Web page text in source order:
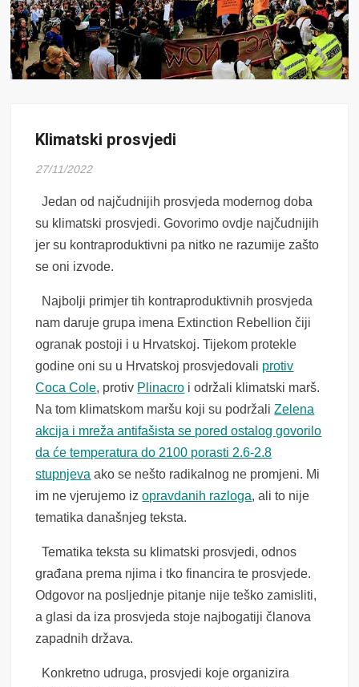
Klimatski prosvjedi
27/11/2022
Jedan od najčudnijih prosvjeda modernog doba
su klimatski prosvjedi. Govorimo ovdje najčudnijih
jer su kontraproduktivni pa nitko ne razumije zašto
se oni izvode.
Najbolji primjer tih kontraproduktivnih prosvjeda
nam daruje grupa imena Extinction Rebellion čiji
ogranak postoji i u Hrvatskoj. Tijekom protekle
godine oni su u Hrvatskoj prosvjedovali protiv
Coca Cole, protiv Plinacro i održali klimatski marš.
Na tom klimatskom maršu koji su podržaliZelena
akcija i mreža antifašista se pored ostalog govorilo
da će temperatura do 2100 porasti 2.6-2.8
stupnjeva ako se nešto radikalnog ne promjeni. Mi
im ne vjerujemo izopravdanih razloga, ali to nije
tematika današnjeg teksta.
Tematika teksta su klimatski prosvjedi, odnos
građana prema njima i tko financira te prosvjede.
Odgovor na posljednje pitanje nije teško zamisliti,
a glasi da iza prosvjeda stoje najbogatiji članova
zapadnih država.
Konkretno udruga, prosvjedi koje organizira